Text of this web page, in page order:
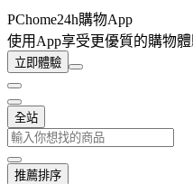
PChome24h購物App
使用App享受更優質的購物
立即體驗
全站
推薦排序